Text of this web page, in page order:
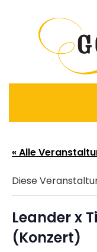
« Alle
Diese
Leander x
(Konzert)